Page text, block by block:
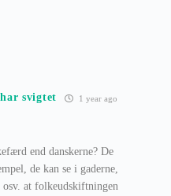
svigtet 1 year ago
end danskerne? De
de kan se i gaderne,
at folkeudskiftningen